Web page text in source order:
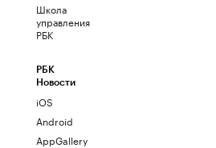
Школа
управления
РБК
РБК
Новости
iOS
Android
AppGallery